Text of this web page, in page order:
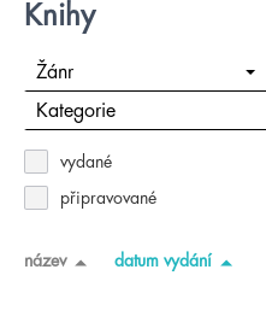
Knihy
Žánr
Kategorie
vydané
připravované
název datum vydání